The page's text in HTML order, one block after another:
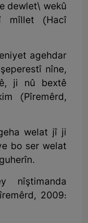
dewlet\ wekû
mîllet (Hacî
agehdar
nîne,
ji nû bextê
(Pîremêrd,
welat jî ji
bo ser welat
nîştimanda
2009: